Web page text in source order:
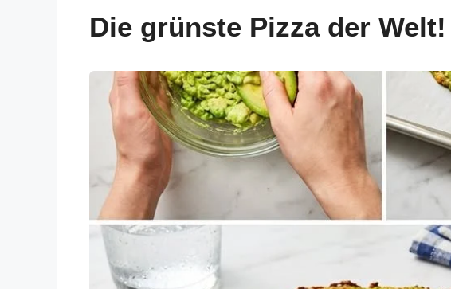
Die grünste Pizza der Welt!